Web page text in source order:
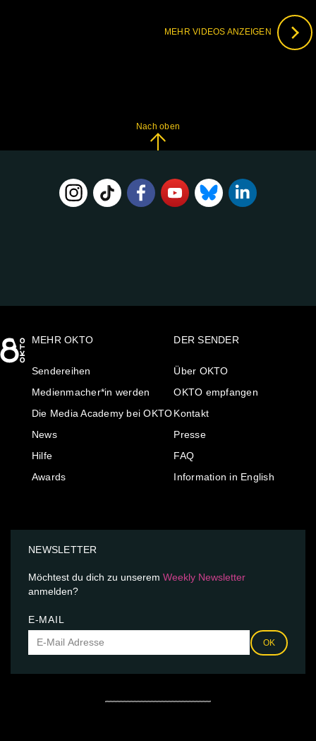
MEHR VIDEOS ANZEIGEN
Nach oben
MEHR OKTO
Sendereihen
Medienmacher*in werden
Die Media Academy bei OKTO
News
Hilfe
Awards
DER SENDER
Über OKTO
OKTO empfangen
Kontakt
Presse
FAQ
Information in English
NEWSLETTER
Möchtest du dich zu unserem Weekly Newsletter
anmelden?
E-MAIL
OK